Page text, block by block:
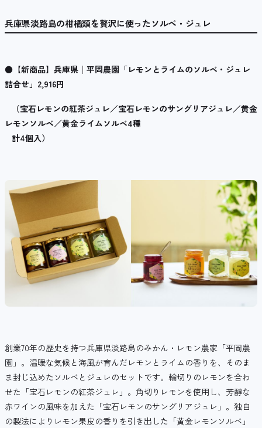
兵庫県淡路島の柑橘類を贅沢に使ったソルベ・ジュレ
● 【新商品】兵庫県│平岡農園「レモンとライムのソルベ・ジュレ
詰合せ」 2,916円
（宝石レモンの紅茶ジュレ／宝石レモンのサングリアジュレ／黄金
レモンソルベ／黄金ライムソルベ4種
計4個入）
創業70年の歴史を持つ兵庫県淡路島のみかん・レモン農家「平岡農
園」。温暖な気候と海風が育んだレモンとライムの香りを、そのま
ま封じ込めたソルベとジュレのセットです。輪切りのレモンを合わ
せた「宝石レモンの紅茶ジュレ」。角切りレモンを使用し、芳醇な
赤ワインの風味を加えた「宝石レモンのサングリアジュレ」。独自
の製法によりレモン果皮の香りを引き出した「黄金レモンソルベ」